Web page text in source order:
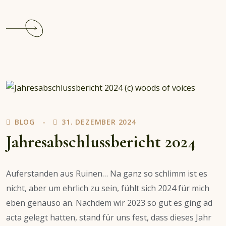
BLOG 31. DEZEMBER 2024
Jahresabschlussbericht 2024
Auferstanden aus Ruinen… Na ganz so schlimm ist es
nicht, aber um ehrlich zu sein, fühlt sich 2024 für mich
eben genauso an. Nachdem wir 2023 so gut es ging ad
acta gelegt hatten, stand für uns fest, dass dieses Jahr